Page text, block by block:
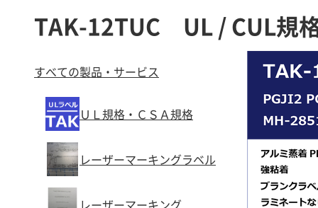
TAK-12TUC UL / CUL規
すべての製品・サービス
ＵＬ規格・ＣＳＡ規格
レーザーマーキングラベル
レーザーマーキング